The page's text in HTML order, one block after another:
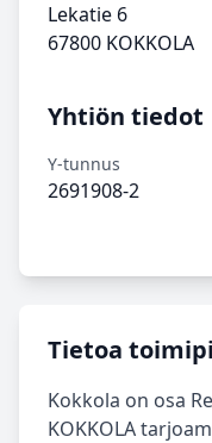
Lekatie 6
67800 KOKKOLA
Yhtiön tiedot
Y-tunnus
2691908-2
Tietoa
Kokkola on osa
KOKKOLA